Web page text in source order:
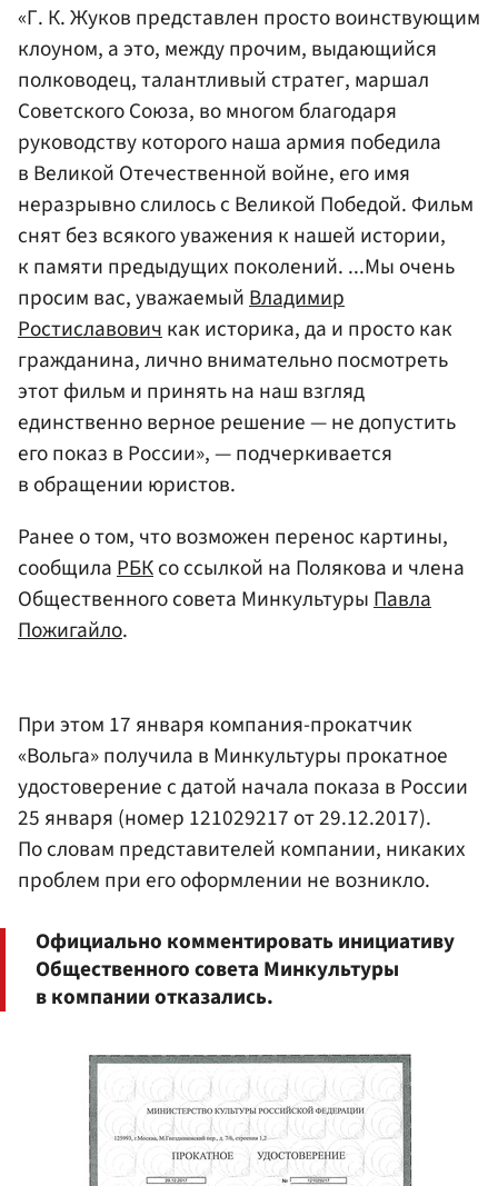
«Г. К. Жуков представлен просто воинствующим
клоуном, а это, между прочим, выдающийся
полководец, талантливый стратег, маршал
Советского Союза, во многом благодаря
руководству которого наша армия победила
в Великой Отечественной войне, его имя
неразрывно слилось с Великой Победой. Фильм
снят без всякого уважения к нашей истории,
к памяти предыдущих поколений. ...Мы очень
просим вас, уважаемыйВладимир
Ростиславовичкак историка, да и просто как
гражданина, лично внимательно посмотреть
этот фильм и принять на наш взгляд
единственно верное решение — не допустить
его показ в России», — подчеркивается
в обращении юристов.
Ранее о том, что возможен перенос картины,
сообщилаРБКсо ссылкой на Полякова и члена
Общественного совета МинкультурыПавла
Пожигайло.
При этом 17 января компания-прокатчик
«Вольга» получила в Минкультуры прокатное
удостоверение с датой начала показа в России
25 января (номер 121029217 от 29.12.2017).
По словам представителей компании, никаких
проблем при его оформлении не возникло.
Официально комментировать инициативу
Общественного совета Минкультуры
в компании отказались.